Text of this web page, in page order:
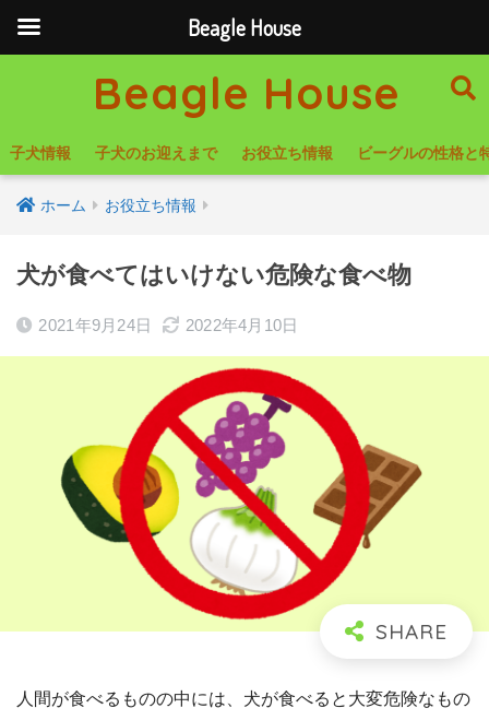
Beagle House
子犬情報 子犬のお迎えまで お役立ち情報 ビーグルの性格と
ホーム お役立ち情報
犬が食べてはいけない危険な食べ物
2021年9月24日 2022年4月10日
人間が食べるものの中には、犬が食べると大変危険なもの
Beagle House